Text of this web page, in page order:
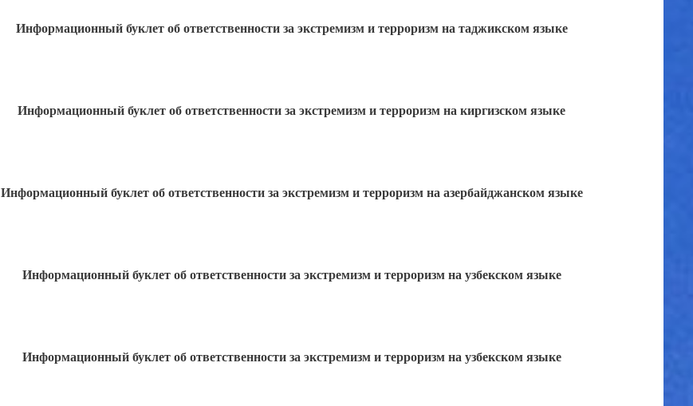
Информационный буклет об ответственности за экстремизм и терроризм на таджикском языке
Информационный буклет об ответственности за экстремизм и терроризм на киргизском языке
Информационный буклет об ответственности за экстремизм и терроризм на азербайджанском языке
Информационный буклет об ответственности за экстремизм и терроризм на узбекском языке
Информационный буклет об ответственности за экстремизм и терроризм на узбекском языке